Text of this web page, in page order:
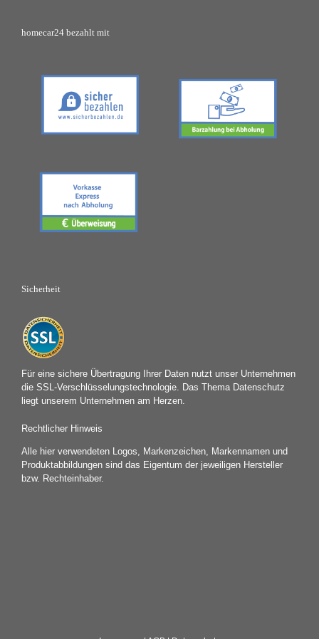
homecar24 bezahlt mit
Sicherheit
Für eine sichere Übertragung Ihrer Daten nutzt unser Unternehmen
die SSL-Verschlüsselungstechnologie. Das Thema Datenschutz
liegt unserem Unternehmen am Herzen.
Rechtlicher Hinweis
Alle hier verwendeten Logos, Markenzeichen, Markennamen und
Produktabbildungen sind das Eigentum der jeweiligen Hersteller
bzw. Rechteinhaber.